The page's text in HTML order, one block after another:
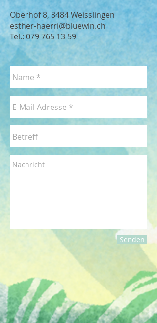
Oberhof 8, 8484 Weisslingen
esther-haerri@bluewin.ch
Tel.: 079 765 13 59
Senden